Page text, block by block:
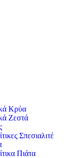
Κρύα
Ζεστά
Σπεσιαλιτέ
Πιάτα